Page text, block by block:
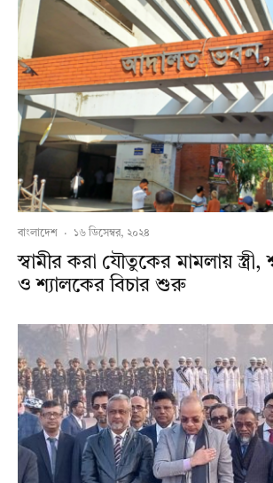
বাংলাদেশ · ১৬ ডিসেম্বর, ২০২৪
স্বামীর করা যৌতুকের মামলায়
ও শ্যালকের বিচার শুরু